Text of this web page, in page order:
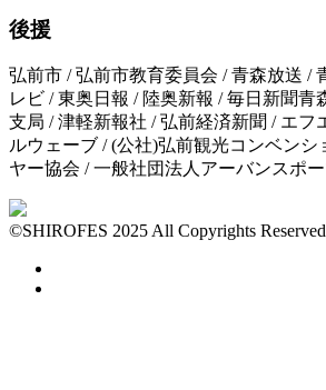
後援
弘前市 /弘前市教育委員会 /青森放送 /
レビ /東奥日報 /陸奥新報 /毎日新聞青
支局 /津軽新報社 /弘前経済新聞 /エフ
ルウェーブ /(公社)弘前観光コンベンシ
ヤー協会 /一般社団法人アーバンスポ
©SHIROFES 2025 All Copyrights